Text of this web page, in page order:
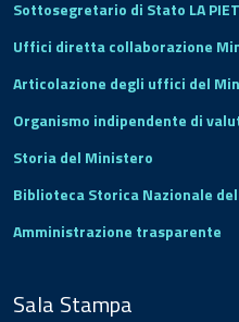
Sottosegretario di Stato LA
Uffici diretta collaborazione
Articolazione degli uffici del
Organismo indipendente di
Storia del Ministero
Biblioteca Storica Nazionale
Amministrazione trasparente
Sala Stampa